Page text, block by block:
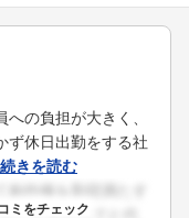
せんか？
の負担が大きく、
ず休日出勤をする社
きを読む
ミをチェック